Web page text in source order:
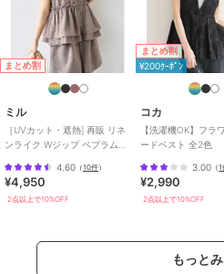
お手入れ
特徴
トップス
ナイロン/カッ
ーヨン素材/無地
ブ/
イズあり/ 洗える
工 /ストレッチ
結婚式・二次会
学式・卒業式
ップス)
ナイロン
カッ
まとめ割
ミル
［UVカット・遮熱] 再販 リネ
ンライク Wジップ ペプラムジ
4.60 （10件）
¥4,950
2点以上で10%OFF
まとめ割
¥200ｸｰﾎﾟﾝ
コカ
【洗濯機OK】フラ
ードベスト 全2色
3.00 （1
¥2,990
2点以上で10%OFF
もっと